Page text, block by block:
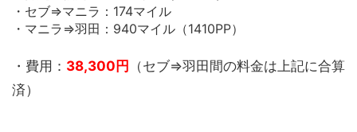
・セブ⇒マニラ：174マイル
・マニラ⇒羽田：940マイル（1410PP）
・費用： 38,300円 （セブ⇒羽田間の料金は上記に合算
済）